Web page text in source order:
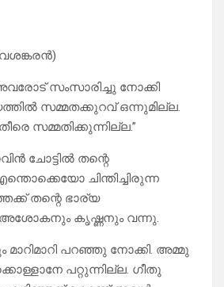
സംസാരിച്ചു നോക്കി
സമ്മതക്കുറവ് ഒന്നുമില്ല.
സമ്മതിക്കുന്നില്ല.”
ചോട്ടിൽ തന്റെ
ചിന്തിച്ചിരുന്ന
തന്റെ ഭാര്യ
അശോകനും കൃഷ്ണനും വന്നു.
മാറിമാറി പറഞ്ഞു നോക്കി. അമ്മു
പറ്റുന്നില്ല. ഗീതു